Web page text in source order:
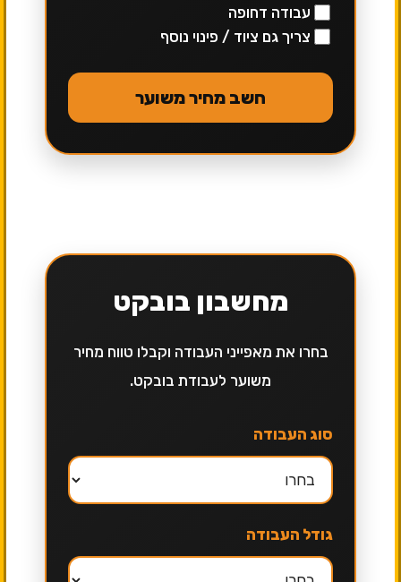
עבודה דחופה
צריך גם ציוד / פינוי נוסף
חשב מחיר משוער
מחשבון בובקט
בחרו את מאפייני העבודה וקבלו טווח מחיר
משוער לעבודת בובקט.
סוג העבודה
גודל העבודה